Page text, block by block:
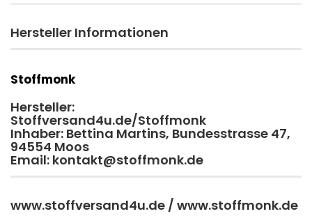
Hersteller Informationen
Stoffmonk
Hersteller:
Stoffversand4u.de/Stoffmonk
Inhaber: Bettina Martins, Bundesstrasse 47,
94554 Moos
Email: kontakt@stoffmonk.de
www.stoffversand4u.de / www.stoffmonk.de